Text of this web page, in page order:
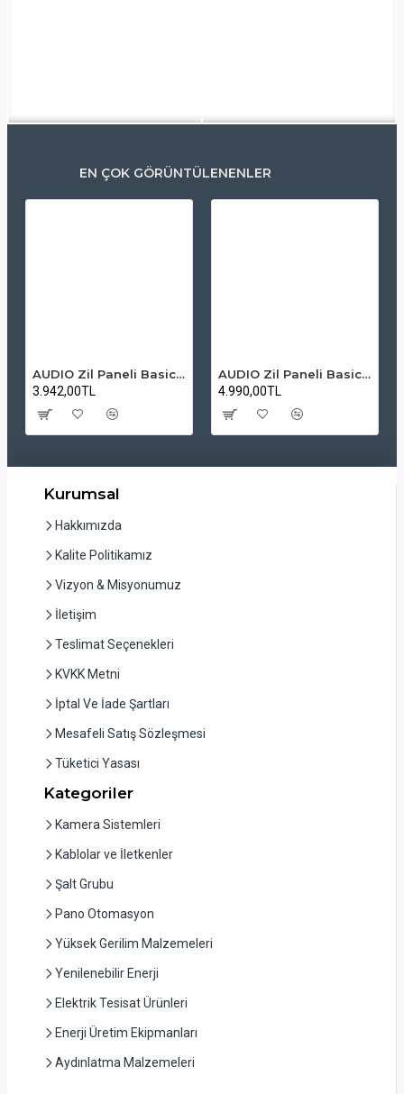
EN ÇOK GÖRÜNTÜLENENLER
AUDIO Zil Paneli Basic Hpli Çift Buton 14'lü Sesli Apartman Diafon Kapı Paneli
3.942,00TL
AUDIO Zil Paneli Basic Hpli Çift Buton 20'li Sesli Apartman Diafon Kapı Paneli
4.990,00TL
Kurumsal
Hakkımızda
Kalite Politikamız
Vizyon & Misyonumuz
İletişim
Teslimat Seçenekleri
KVKK Metni
İptal Ve İade Şartları
Mesafeli Satış Sözleşmesi
Tüketici Yasası
Kategoriler
Kamera Sistemleri
Kablolar ve İletkenler
Şalt Grubu
Pano Otomasyon
Yüksek Gerilim Malzemeleri
Yenilenebilir Enerji
Elektrik Tesisat Ürünleri
Enerji Üretim Ekipmanları
Aydınlatma Malzemeleri